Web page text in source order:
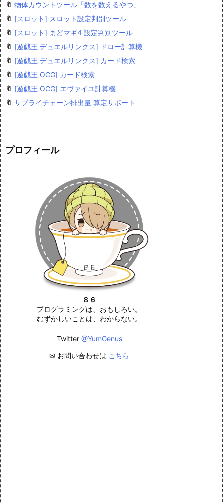
🔖 物体カウントツール「数を数えるやつ」
🔖 [スロット] スロット設定判別ツール
🔖 [スロット] まどマギ4 設定判別ツール
🔖 [遊戯王 デュエルリンクス] ドロー計算機
🔖 [遊戯王 デュエルリンクス] カード検索
🔖 [遊戯王 OCG] カード検索
🔖 [遊戯王 OCG] エヴァイユ計算機
🔖 サプライチェーン排出量 算定サポート
プロフィール
８６
プログラミングは、おもしろい。
むずかしいことは、わからない。
Twitter @YumGenus
✉ お問い合わせは こちら